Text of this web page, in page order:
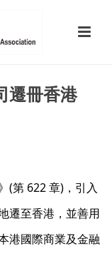
遷冊香港
(第 622 章)，引入
遷至香港，並善用
港國際商業及金融